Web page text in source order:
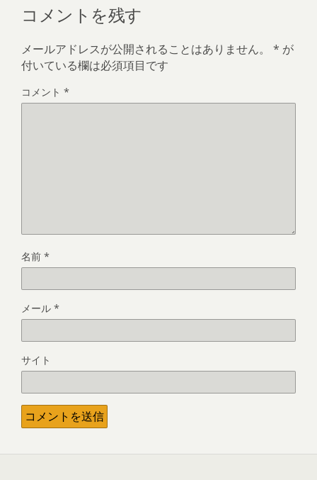
コメントを残す
メールアドレスが公開されることはありません。 * が
付いている欄は必須項目です
コメント *
名前 *
メール *
サイト